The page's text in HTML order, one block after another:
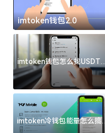
imtoken钱包2.0
imtoken钱包怎么找USDT地
址？三步搞定不踩坑
imtoken冷钱包能量怎么搞？
过来人告诉你门道